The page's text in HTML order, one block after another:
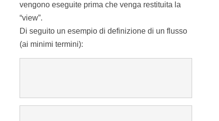
vengono eseguite prima che venga restituita la
“view”.
Di seguito un esempio di definizione di un flusso
(ai minimi termini):